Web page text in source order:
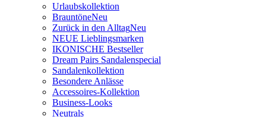
Urlaubskollektion
BrauntöneNeu
Zurück in den AlltagNeu
NEUE Lieblingsmarken
IKONISCHE Bestseller
Dream Pairs Sandalenspecial
Sandalenkollektion
Besondere Anlässe
Accessoires-Kollektion
Business-Looks
Neutrals